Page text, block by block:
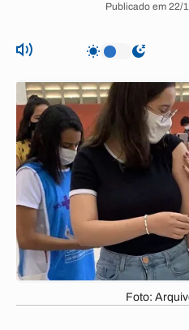
Publicado em 22/
Foto: